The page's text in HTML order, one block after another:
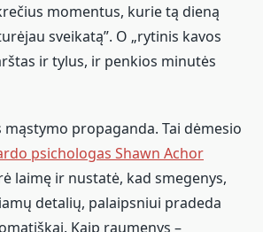
momentus, kurie tą dieną
sveikatą”. O „rytinis kavos
ir tylus, ir penkios minutės
mąstymo propaganda. Tai dėmesio
psichologas Shawn Achor
laimę ir nustatė, kad smegenys,
detalių, palaipsniui pradeda
Kaip raumenys –